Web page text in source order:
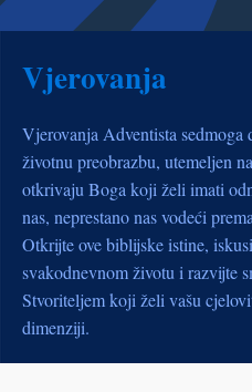
Vjerovanja
Vjerovanja Adventista sedmoga
životnu preobrazbu, utemeljen
otkrivaju Boga koji želi imati
nas, neprestano nas vodeći
Otkrijte ove biblijske istine,
svakodnevnom životu i razvijte
Stvoriteljem koji želi vašu
dimenziji.